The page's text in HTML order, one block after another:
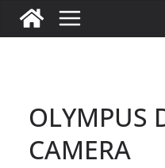
OLYMPUS
CAMERA